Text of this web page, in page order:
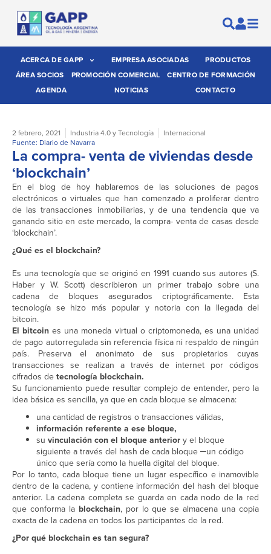
ACERCA DE GAPP EMPRESA ASOCIADAS
PRODUCTOS
ÁREA SOCIOS
PROMOCIÓN COMERCIAL
CENTRO DE FORMACIÓN
AGENDA
NOTICIAS CONTACTO
2 febrero, 2021 Industria 4.0 y Tecnología
Internacional
Fuente: Diario de Navarra
La compra- venta de viviendas desde
‘blockchain’
En el blog de hoy hablaremos de las soluciones de pagos
electrónicos o virtuales que han comenzado a proliferar dentro
de las transacciones inmobiliarias, y de una tendencia que va
ganando sitio en este mercado, la compra- venta de casas desde
‘blockchain’.
¿Qué es el blockchain?
Es una tecnología que se originó en 1991 cuando sus autores (S.
Haber y W. Scott) describieron un primer trabajo sobre una
cadena de bloques asegurados criptográficamente. Esta
tecnología se hizo más popular y notoria con la llegada del
bitcoin.
El bitcoin es una moneda virtual o criptomoneda, es una unidad
de pago autorregulada sin referencia física ni respaldo de ningún
país. Preserva el anonimato de sus propietarios cuyas
transacciones se realizan a través de internet por códigos
cifrados detecnología blockchain.
Su funcionamiento puede resultar complejo de entender, pero la
idea básica es sencilla, ya que en cada bloque se almacena:
una cantidad de registros o transacciones válidas,
información referente a ese bloque,
su vinculación con el bloque anteriory el bloque
siguiente a través del hash de cada bloque ─un código
único que sería como la huella digital del bloque.
Por lo tanto, cada bloque tiene un lugar específico e inamovible
dentro de la cadena, y contiene información del hash del bloque
anterior. La cadena completa se guarda en cada nodo de la red
que conforma la blockchain, por lo que se almacena una copia
exacta de la cadena en todos los participantes de la red.
¿Por qué blockchain es tan segura?